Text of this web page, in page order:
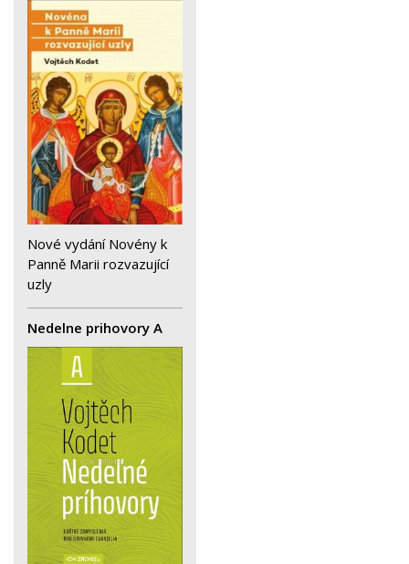
Nové vydání Novény k
Panně Marii rozvazující
uzly
Nedelne prihovory A